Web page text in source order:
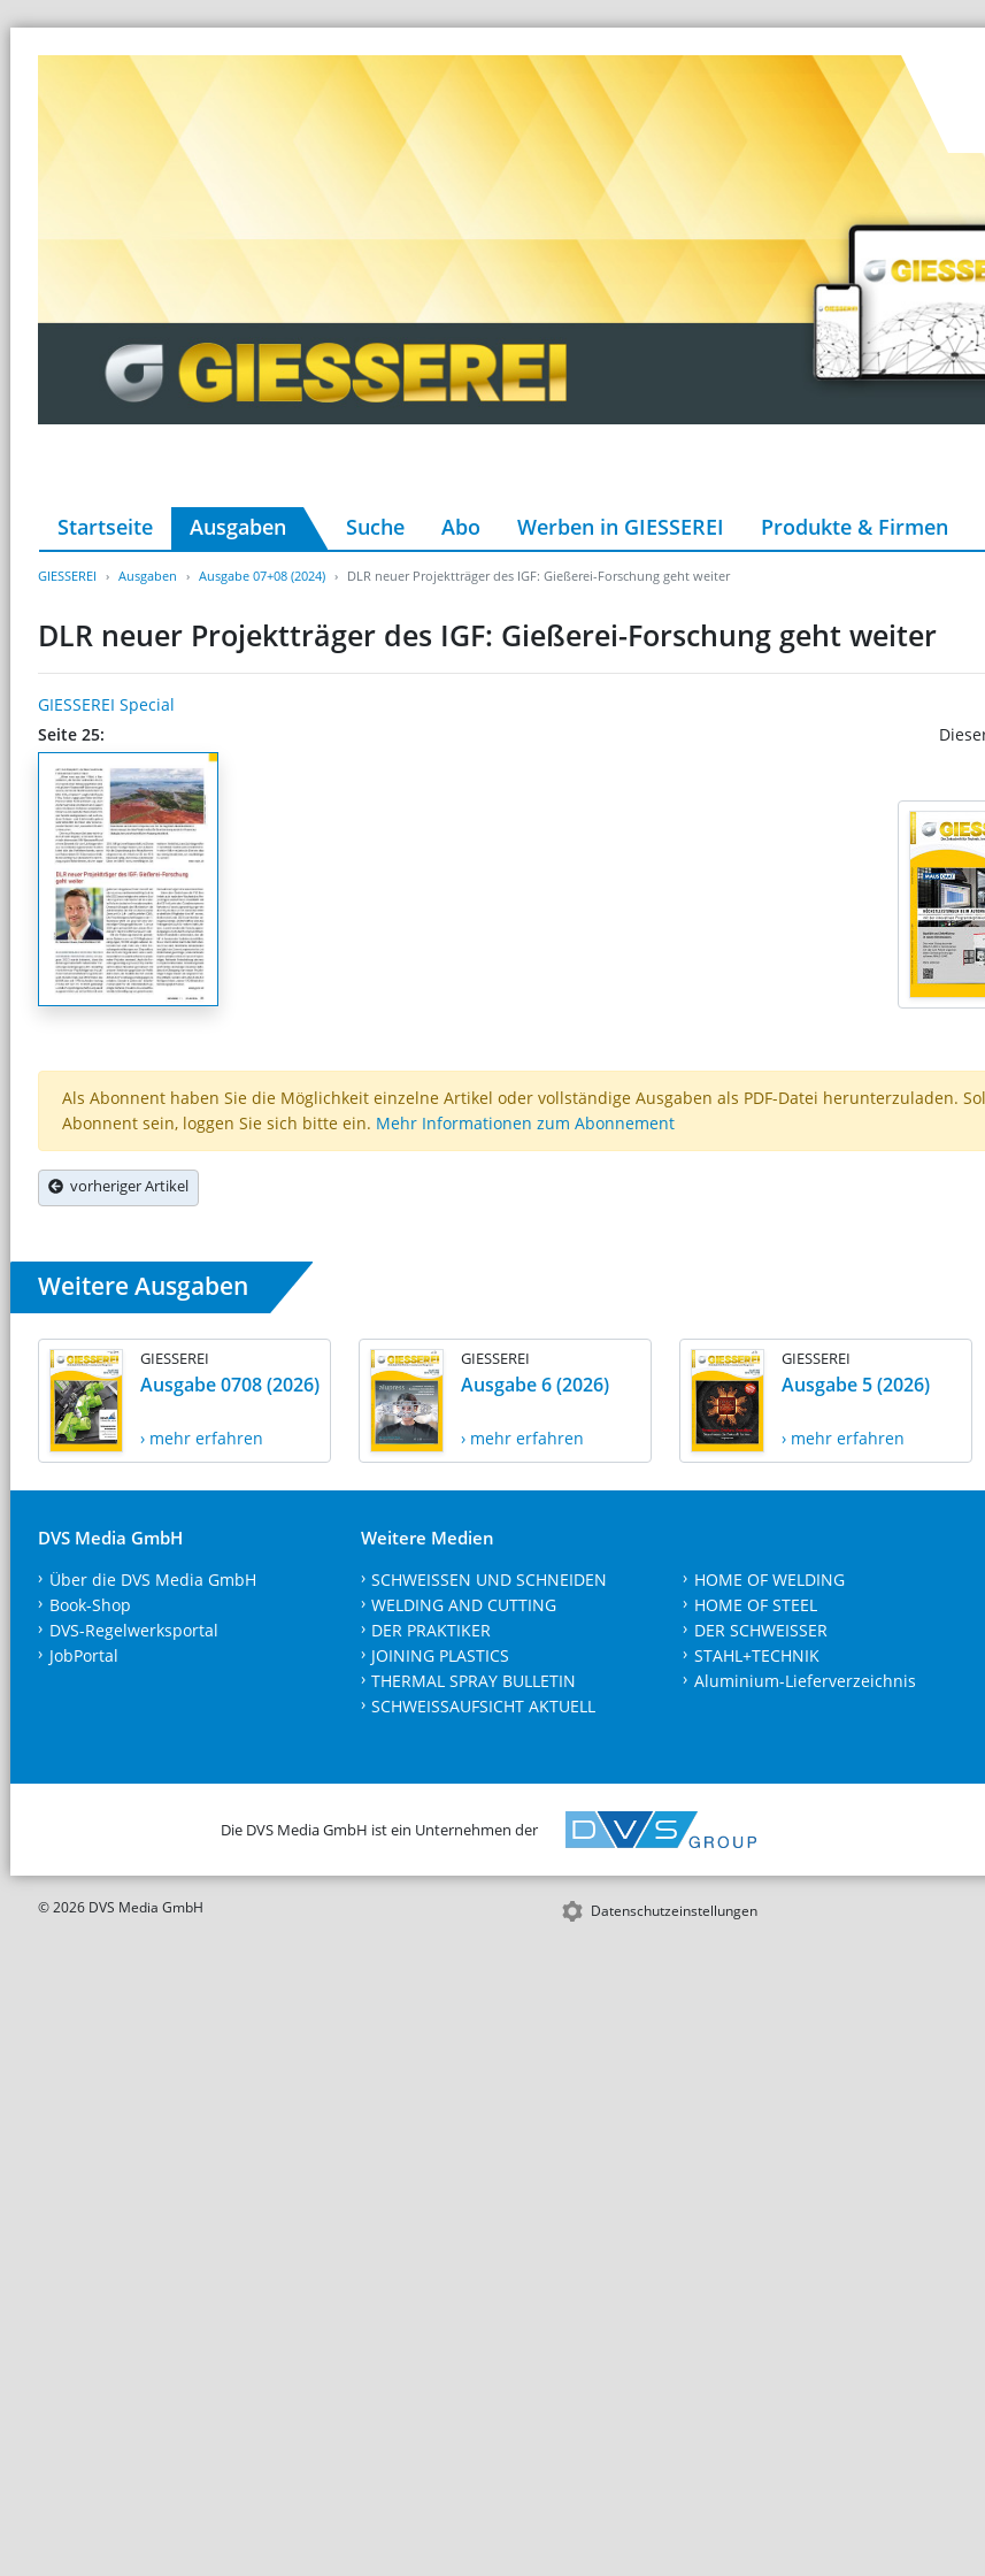
Startseite Ausgaben Suche Abo Werben in GIESSEREI Produkte & Firmen
GIESSEREI Ausgaben Ausgabe 07+08 (2024) DLR neuer Projektträger des IGF: Gießerei-Forschung geht weiter
DLR neuer Projektträger des IGF: Gießerei-Forschung geht weiter
GIESSEREI Special
Seite 25:
Als Abonnent haben Sie die Möglichkeit einzelne Artikel oder vollständige Ausgaben als PDF-Datei herunterzuladen.
Abonnent sein, loggen Sie sich bitte ein. Mehr Informationen zum Abonnement
vorheriger Artikel
Weitere Ausgaben
GIESSEREI
Ausgabe 0708 (2026)
› mehr erfahren
GIESSEREI
Ausgabe 6 (2026)
› mehr erfahren
GIESSEREI
Ausgabe 5 (2026)
› mehr erfahren
DVS Media GmbH
Über die DVS Media GmbH
Book-Shop
DVS-Regelwerksportal
JobPortal
Weitere Medien
SCHWEISSEN UND SCHNEIDEN
WELDING AND CUTTING
DER PRAKTIKER
JOINING PLASTICS
THERMAL SPRAY BULLETIN
SCHWEISSAUFSICHT AKTUELL
HOME OF WELDING
HOME OF STEEL
DER SCHWEISSER
STAHL+TECHNIK
Aluminium-Lieferverzeichnis
Die DVS Media GmbH ist ein Unternehmen der
© 2026 DVS Media GmbH Datenschutzeinstellungen